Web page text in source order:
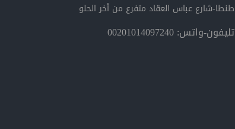
طنطا-شارع عباس العقاد متفرع من أخر الحلو
تليفون-واتس: 00201014097240